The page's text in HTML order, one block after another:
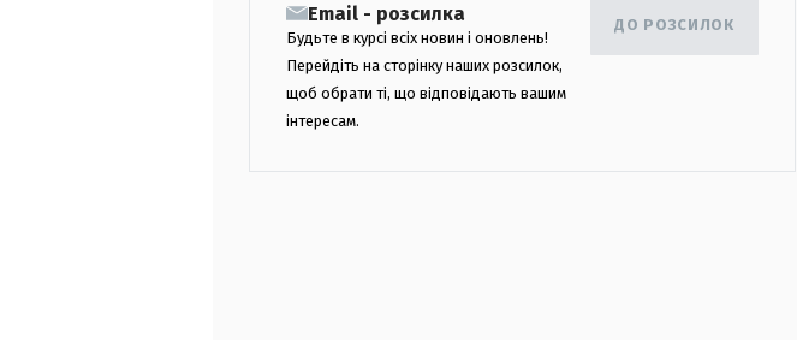
Email - розсилка
Будьте в курсі всіх новин і оновлень!
Перейдіть на сторінку наших розсилок,
щоб обрати ті, що відповідають вашим
інтересам.
ДО РОЗСИЛОК